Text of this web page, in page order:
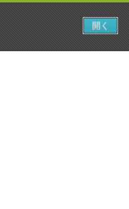
開く